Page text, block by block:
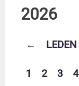
2026
← LEDEN
1 2 3 4